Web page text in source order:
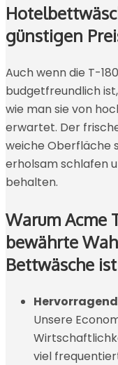
günstigen
Auch wenn die T-
budgetfreundlich
wie man sie von
erwartet. Der
weiche Oberfläche
erholsam schlafen
behalten.
Warum Acme
bewährte
Bettwäsche
Unsere
viel